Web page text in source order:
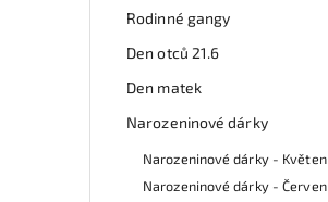
Rodinné gangy
Den otců 21.6
Den matek
Narozeninové dárky
Narozeninové dárky - Květen
Narozeninové dárky - Červen